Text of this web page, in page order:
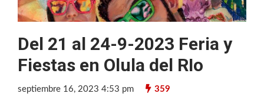
Del 21 al 24-9-2023 Feria y
Fiestas en Olula del RIo
septiembre 16, 2023 4:53 pm 359